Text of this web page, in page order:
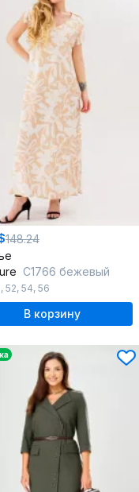
148.24
C1766 бежевый
, 52, 54, 56
В корзину